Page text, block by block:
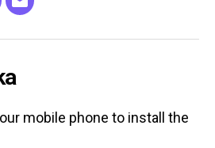
Email
mobile phone to install the